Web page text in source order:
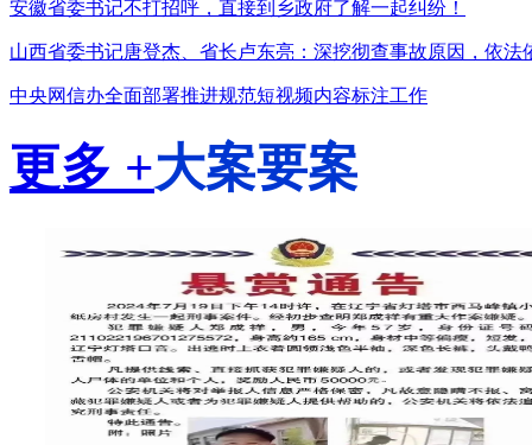
安徽省委书记不打招呼，直接到乡政府了解一起纠纷！
山西省委书记唐登杰、省长卢东亮：深挖彻查事故原因，依
中央网信办全面部署推进规范短视频内容标注工作
更多 +大案要案